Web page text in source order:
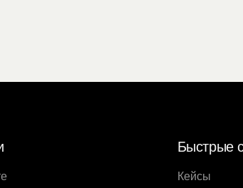
Быстрые
Кейсы